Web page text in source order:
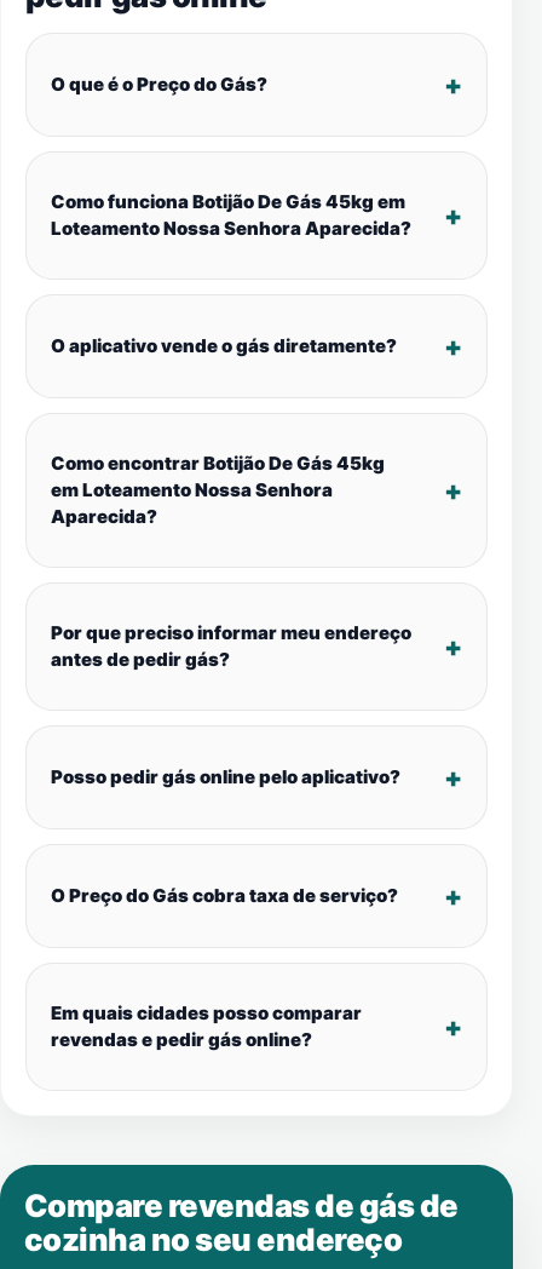
O que é o Preço do Gás?
Como funciona Botijão De Gás 45kg em
Loteamento Nossa Senhora Aparecida?
O aplicativo vende o gás diretamente?
Como encontrar Botijão De Gás 45kg
em Loteamento Nossa Senhora
Aparecida?
Por que preciso informar meu endereço
antes de pedir gás?
Posso pedir gás online pelo aplicativo?
O Preço do Gás cobra taxa de serviço?
Em quais cidades posso comparar
revendas e pedir gás online?
Compare revendas de gás de
cozinha no seu endereço